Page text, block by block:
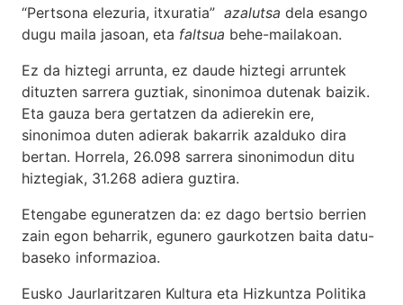
“Pertsona elezuria, itxuratia” azalutsa dela esango
dugu maila jasoan, eta faltsua behe-mailakoan.
Ez da hiztegi arrunta, ez daude hiztegi arruntek
dituzten sarrera guztiak, sinonimoa dutenak baizik.
Eta gauza bera gertatzen da adierekin ere,
sinonimoa duten adierak bakarrik azalduko dira
bertan. Horrela, 26.098 sarrera sinonimodun ditu
hiztegiak, 31.268 adiera guztira.
Etengabe eguneratzen da: ez dago bertsio berrien
zain egon beharrik, egunero gaurkotzen baita datu-
baseko informazioa.
Eusko Jaurlaritzaren Kultura eta Hizkuntza Politika